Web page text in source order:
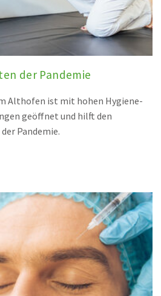
der Pandemie
Althofen ist mit hohen Hygiene-
geöffnet und hilft den
Pandemie.